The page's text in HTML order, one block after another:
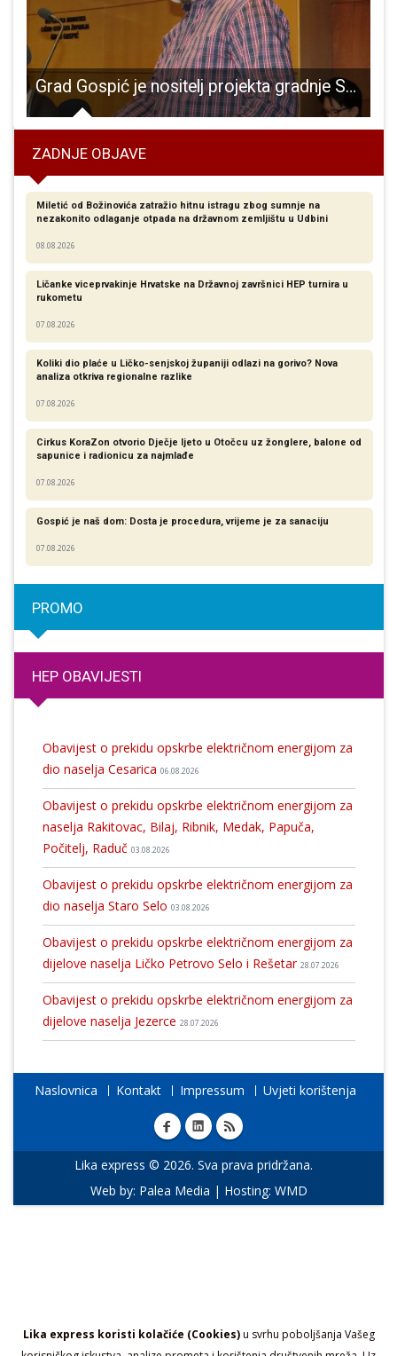
Lika express koristi kolačiće (Cookies)u svrhu poboljšanja Vašeg
Grad Gospić je nositelj projekta gradnje Spomen-obilježja na Ljubovu!!!
ZADNJE OBJAVE
Miletić od Božinovića zatražio hitnu istragu zbog sumnje na
nezakonito odlaganje otpada na državnom zemljištu u Udbini
08.08.2026
Ličanke viceprvakinje Hrvatske na Državnoj završnici HEP turnira u
rukometu
07.08.2026
Koliki dio plaće u Ličko-senjskoj županiji odlazi na gorivo? Nova
analiza otkriva regionalne razlike​
07.08.2026
Cirkus KoraZon otvorio Dječje ljeto u Otočcu uz žonglere, balone od
sapunice i radionicu za najmlađe
07.08.2026
Gospić je naš dom: Dosta je procedura, vrijeme je za sanaciju
07.08.2026
PROMO
HEP OBAVIJESTI
Obavijest o prekidu opskrbe električnom energijom za
dio naselja Cesarica 06.08.2026
Obavijest o prekidu opskrbe električnom energijom za
naselja Rakitovac, Bilaj, Ribnik, Medak, Papuča,
Počitelj, Raduč 03.08.2026
Obavijest o prekidu opskrbe električnom energijom za
dio naselja Staro Selo 03.08.2026
Obavijest o prekidu opskrbe električnom energijom za
dijelove naselja Ličko Petrovo Selo i Rešetar 28.07.2026
Obavijest o prekidu opskrbe električnom energijom za
dijelove naselja Jezerce 28.07.2026
Naslovnica Kontakt Impressum Uvjeti korištenja
Lika express © 2026. Sva prava pridržana.
Web by: Palea Media | Hosting: WMD